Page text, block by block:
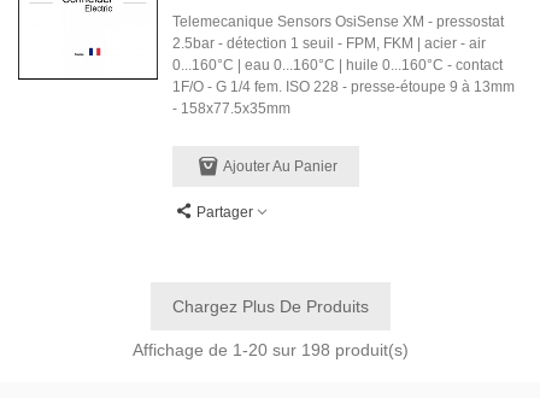
Telemecanique Sensors OsiSense XM - pressostat
2.5bar - détection 1 seuil - FPM, FKM | acier - air
0...160°C | eau 0...160°C | huile 0...160°C - contact
1F/O - G 1/4 fem. ISO 228 - presse-étoupe 9 à 13mm
- 158x77.5x35mm
Ajouter Au Panier
Partager
Chargez Plus De Produits
Affichage de 1-20 sur 198 produit(s)